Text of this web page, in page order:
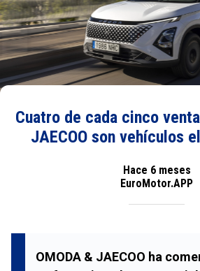
Cuatro de cada cinco
JAECOO son vehículos
Hace 6 meses
EuroMotor.APP
OMODA & JAECOO ha